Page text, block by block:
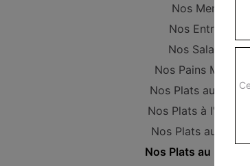
Nos Menus
Nos Entrées
Nos Salades
Nos Pains Maison
Nos Plats au
Nos Plats à l'Agneau
Nos Plats au Boeuf
Nos Plats au Poisson